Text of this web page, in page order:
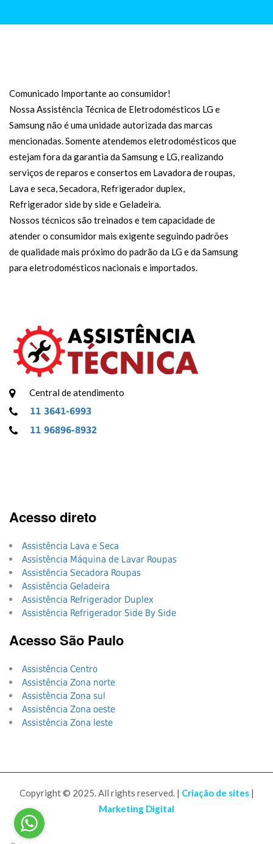
Comunicado Importante ao consumidor!
Nossa Assistência Técnica de Eletrodomésticos LG e
Samsung não é uma unidade autorizada das marcas
mencionadas. Somente atendemos eletrodomésticos que
estejam fora da garantia da Samsung e LG, realizando
serviços de reparos e consertos em Lavadora de roupas,
Lava e seca, Secadora, Refrigerador duplex,
Refrigerador side by side e Geladeira.
Nossos técnicos são treinados e tem capacidade de
atender o consumidor mais exigente seguindo padrões
de qualidade mais próximo do padrão da LG e da Samsung
para eletrodomésticos nacionais e importados.
Central de atendimento
11 3641-6993
11 96896-8932
Acesso direto
Assistência Lava e Seca
Assistência Máquina de Lavar Roupas
Assistência Secadora Roupas
Assistência Geladeira
Assistência Refrigerador Duplex
Assistência Refrigerador Side By Side
Acesso São Paulo
Assistência Centro
Assistência Zona norte
Assistência Zona sul
Assistência Zona oeste
Assistência Zona leste
Copyright © 2025. All rights reserved. | Criação de sites|
Marketing Digital